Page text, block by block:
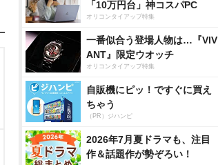
「10万円台」神コスパPC
オリコンタイアップ特集
一番似合う登場人物は…『VIV
ANT』限定ウオッチ
オリコンタイアップ特集
自販機にピッ！ですぐに買え
ちゃう
（PR）ジハンピ
2026年7月夏ドラマも、注目
作＆話題作が勢ぞろい！